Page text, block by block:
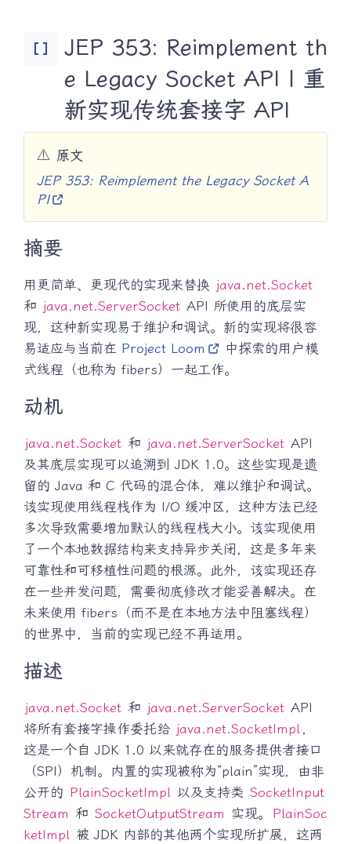
Data_Array
JEP 353: Reimplement th
e Legacy Socket API | 重
新实现传统套接字 API
⚠️ 原文
JEP 353: Reimplement the Legacy Socket A
PI
摘要
用更简单、更现代的实现来替换 java.net.Socket
和 java.net.ServerSocket API 所使用的底层实
现，这种新实现易于维护和调试。新的实现将很容
易适应与当前在 Project Loom
中探索的用户模
式线程（也称为 fibers）一起工作。
动机
java.net.Socket 和 java.net.ServerSocket API
及其底层实现可以追溯到 JDK 1.0。这些实现是遗
留的 Java 和 C 代码的混合体，难以维护和调试。
该实现使用线程栈作为 I/O 缓冲区，这种方法已经
多次导致需要增加默认的线程栈大小。该实现使用
了一个本地数据结构来支持异步关闭，这是多年来
可靠性和可移植性问题的根源。此外，该实现还存
在一些并发问题，需要彻底修改才能妥善解决。在
未来使用 fibers（而不是在本地方法中阻塞线程）
的世界中，当前的实现已经不再适用。
描述
java.net.Socket 和 java.net.ServerSocket API
将所有套接字操作委托给 java.net.SocketImpl ，
这是一个自 JDK 1.0 以来就存在的服务提供者接口
（SPI）机制。内置的实现被称为“plain”实现，由非
公开的 PlainSocketImpl 以及支持类 SocketInput
Stream 和 SocketOutputStream 实现。
PlainSoc
ketImpl 被 JDK 内部的其他两个实现所扩展，这两